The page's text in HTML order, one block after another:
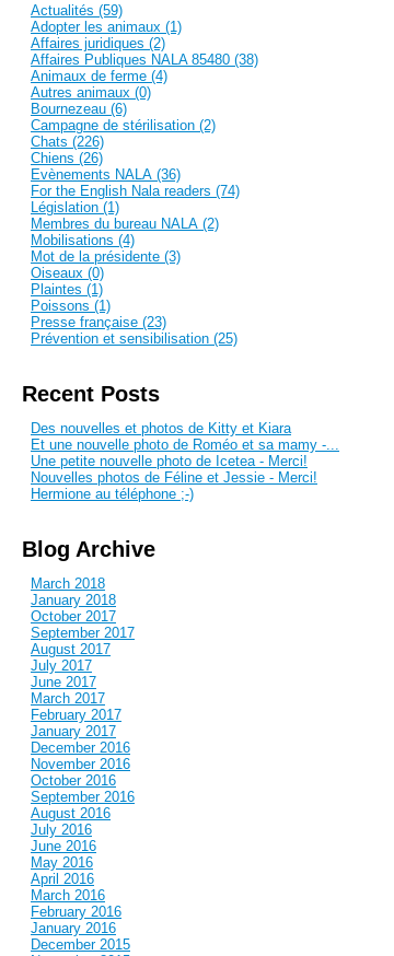
Actualités (59)
Adopter les animaux (1)
Affaires juridiques (2)
Affaires Publiques NALA 85480 (38)
Animaux de ferme (4)
Autres animaux (0)
Bournezeau (6)
Campagne de stérilisation (2)
Chats (226)
Chiens (26)
Evènements NALA (36)
For the English Nala readers (74)
Législation (1)
Membres du bureau NALA (2)
Mobilisations (4)
Mot de la présidente (3)
Oiseaux (0)
Plaintes (1)
Poissons (1)
Presse française (23)
Prévention et sensibilisation (25)
Recent Posts
Des nouvelles et photos de Kitty et Kiara
Et une nouvelle photo de Roméo et sa mamy -...
Une petite nouvelle photo de Icetea - Merci!
Nouvelles photos de Féline et Jessie - Merci!
Hermione au téléphone ;-)
Blog Archive
March 2018
January 2018
October 2017
September 2017
August 2017
July 2017
June 2017
March 2017
February 2017
January 2017
December 2016
November 2016
October 2016
September 2016
August 2016
July 2016
June 2016
May 2016
April 2016
March 2016
February 2016
January 2016
December 2015